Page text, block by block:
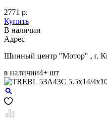
2771 р.
Купить
В наличии
Aдрес
Шинный центр "Мотор" , г.
в наличии4+ шт